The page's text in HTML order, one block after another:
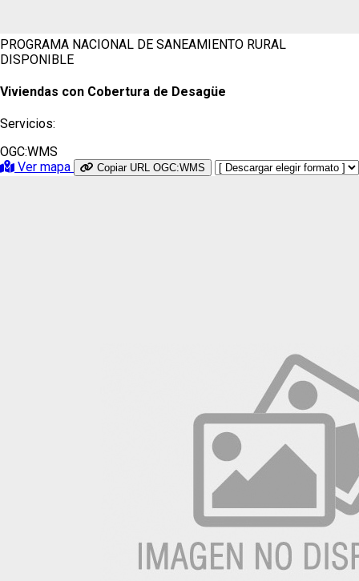
PROGRAMA NACIONAL DE SANEAMIENTO RURAL
DISPONIBLE
Viviendas con Cobertura de Desagüe
Servicios:
OGC:WMS
Ver mapa
Copiar URL OGC:WMS